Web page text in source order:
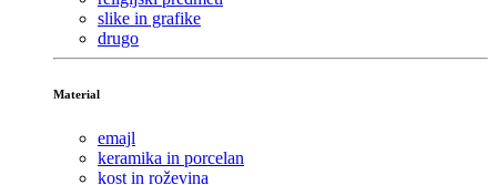
slike in grafike
drugo
Material
emajl
keramika in porcelan
kost in roževina